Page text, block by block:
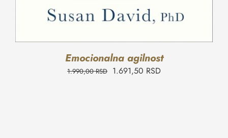
Emocionalna agilnost
1.990,00RSD 1.691,50 RSD